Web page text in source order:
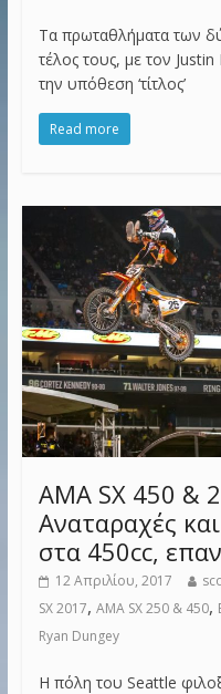
Τα πρωταθλήματα των
τέλος τους, με τον
την υπόθεση ‘τίτλος’
Read more
AMA SX 450 &
Αναταραχές
στα 450cc,
12 Απριλίου, 2017
SX 2017, AMA SX 250 & 450,
Ryan Dungey
Η πόλη του Seattle